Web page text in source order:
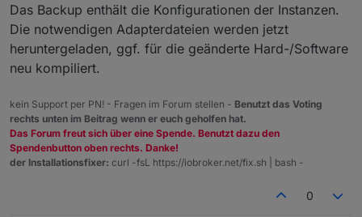
Das Backup enthält die Konfigurationen der Instanzen.
Die notwendigen Adapterdateien werden jetzt
heruntergeladen, ggf. für die geänderte Hard-/Software
neu kompiliert.
kein Support per PN! - Fragen im Forum stellen - Benutzt das Voting
rechts unten im Beitrag wenn er euch geholfen hat.
Das Forum freut sich über eine Spende. Benutzt dazu den
Spendenbutton oben rechts. Danke!
der Installationsfixer: curl -fsL https://iobroker.net/fix.sh | bash -
0